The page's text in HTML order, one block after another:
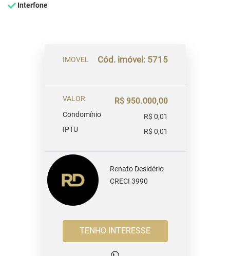
Interfone
IMOVEL Cód. imóvel: 5715
VALOR R$ 950.000,00
Condomínio
R$ 0,01
IPTU
R$ 0,01
Renato Desidério
CRECI 3990
TENHO INTERESSE